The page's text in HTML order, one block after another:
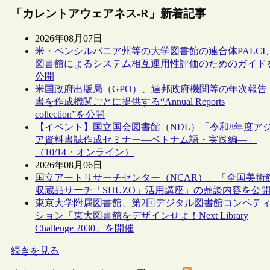
「カレントアウェアネス-R」新着記事
2026年08月07日
米・ペンシルバニア州等の大学図書館の連合体PALCI、
図書館によるシステム相互運用性評価のためのガイド
公開
米国政府出版局（GPO）、連邦政府機関等の年次報告
書を作成機関ごとに提供する“Annual Reports
collection”を公開
【イベント】国立国会図書館（NDL）「令和8年度ア
ア資料書誌作成セミナー―ベトナム語・実践編―」
（10/14・オンライン）
2026年08月06日
国立アートリサーチセンター（NCAR）、「全国美術
収蔵品サーチ「SHŪZŌ」活用講座」の鼎談内容を公開
東京大学附属図書館、第2回デジタル図書館コンペティ
ション「東大図書館をデザインせよ！Next Library
Challenge 2030」を開催
続きを見る